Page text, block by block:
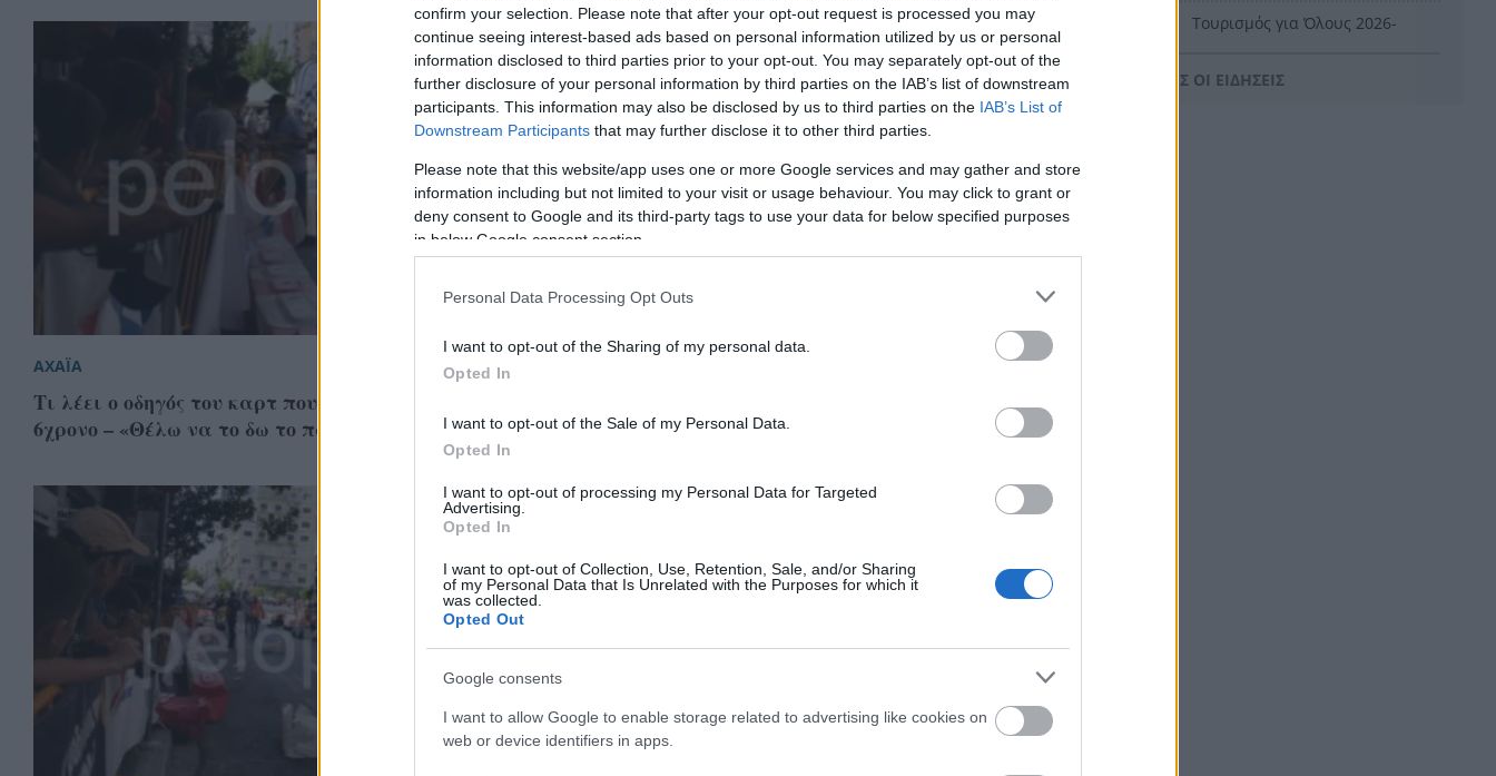
confirm your selection. Please note that after your opt-out request is processed you may
continue seeing interest-based ads based on personal information utilized by us or personal
information disclosed to third parties prior to your opt-out. You may separately opt-out of the
further disclosure of your personal information by third parties on the IAB’s list of downstream
participants. This information may also be disclosed by us to third parties on the IAB’s List of
Downstream Participants that may further disclose it to other third parties.
Please note that this website/app uses one or more Google services and may gather and store
information including but not limited to your visit or usage behaviour. You may click to grant or
deny consent to Google and its third-party tags to use your data for below specified purposes
in below Google consent section.
Personal Data Processing Opt Outs
I want to opt-out of the Sharing of my personal data.
Opted In
I want to opt-out of the Sale of my Personal Data.
Opted In
I want to opt-out of processing my Personal Data for Targeted
Advertising.
Opted In
I want to opt-out of Collection, Use, Retention, Sale, and/or Sharing
of my Personal Data that Is Unrelated with the Purposes for which it
was collected.
Opted Out
Google consents
I want to allow Google to enable storage related to advertising like cookies on
web or device identifiers in apps.
ΑΧΑΪΑ
Τι λέει ο οδηγός του καρτ που τραυμάτισε τον
6χρονο – «Θέλω να το δω το παιδί ζωντανό»
Πάτρα: Τι δήλωσε ο οδηγός του καρτ για το ατύχημα
και τον τραυματισμό 6χρονου
Τουρισμός για Όλους 2026-
voucher έως 600 ευρώ για
ΟΛΕΣ ΟΙ ΕΙΔΗΣΕΙΣ